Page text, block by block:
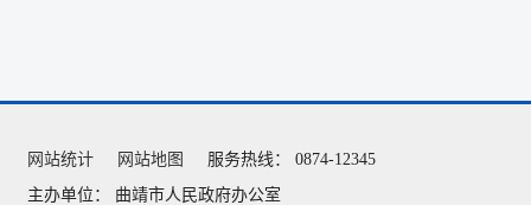
网站统计 网站地图
服务热线： 0874-12345
主办单位： 曲靖市人民政府办公室